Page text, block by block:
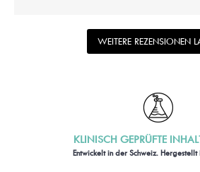
WEITERE REZENSIONEN
KLINISCH GEPRÜFTE
Entwickelt in der Schweiz. Hergestellt